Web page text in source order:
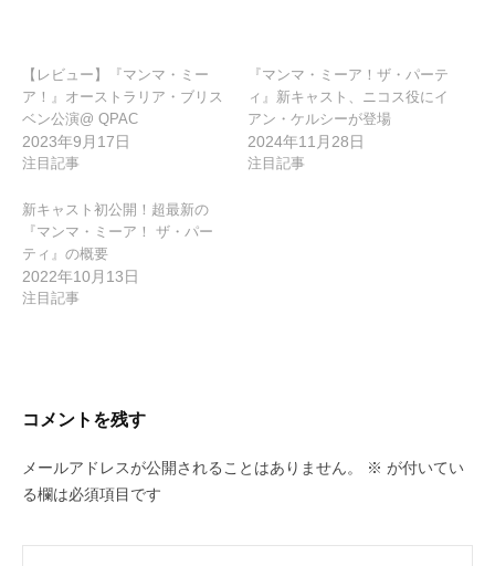
ン
【レビュー】『マンマ・ミー
ア！』オーストラリア・ブリス
ベン公演@ QPAC
2023年9月17日
注目記事
『マンマ・ミーア！ザ・パーテ
ィ』新キャスト、ニコス役にイ
アン・ケルシーが登場
2024年11月28日
注目記事
新キャスト初公開！超最新の
『マンマ・ミーア！ ザ・パー
ティ』の概要
2022年10月13日
注目記事
コメントを残す
メールアドレスが公開されることはありません。 ※ が付いてい
る欄は必須項目です